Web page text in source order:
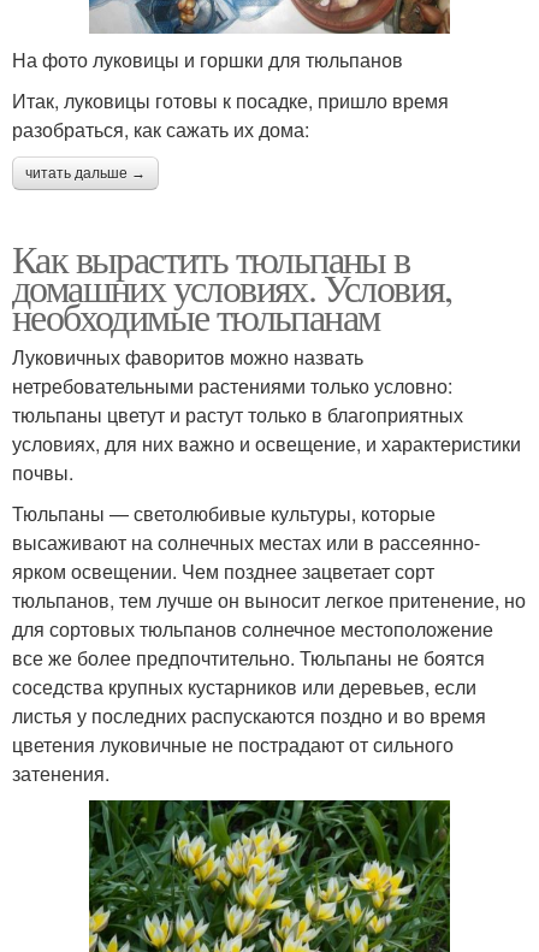
На фото луковицы и горшки для тюльпанов
Итак, луковицы готовы к посадке, пришло время
разобраться, как сажать их дома:
читать дальше →
Как вырастить тюльпаны в
домашних условиях. Условия,
необходимые тюльпанам
Луковичных фаворитов можно назвать
нетребовательными растениями только условно:
тюльпаны цветут и растут только в благоприятных
условиях, для них важно и освещение, и характеристики
почвы.
Тюльпаны — светолюбивые культуры, которые
высаживают на солнечных местах или в рассеянно-
ярком освещении. Чем позднее зацветает сорт
тюльпанов, тем лучше он выносит легкое притенение, но
для сортовых тюльпанов солнечное местоположение
все же более предпочтительно. Тюльпаны не боятся
соседства крупных кустарников или деревьев, если
листья у последних распускаются поздно и во время
цветения луковичные не пострадают от сильного
затенения.